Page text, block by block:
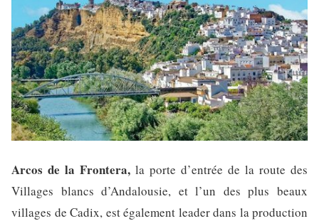
Arcos de la Frontera, la porte d’entrée de la route des
Villages blancs d’Andalousie, et l’un des plus beaux
villages de Cadix, est également leader dans la production